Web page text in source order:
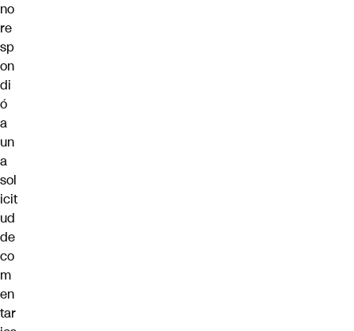
no
re
sp
on
di
ó
a
un
a
sol
icit
ud
de
co
m
en
tar